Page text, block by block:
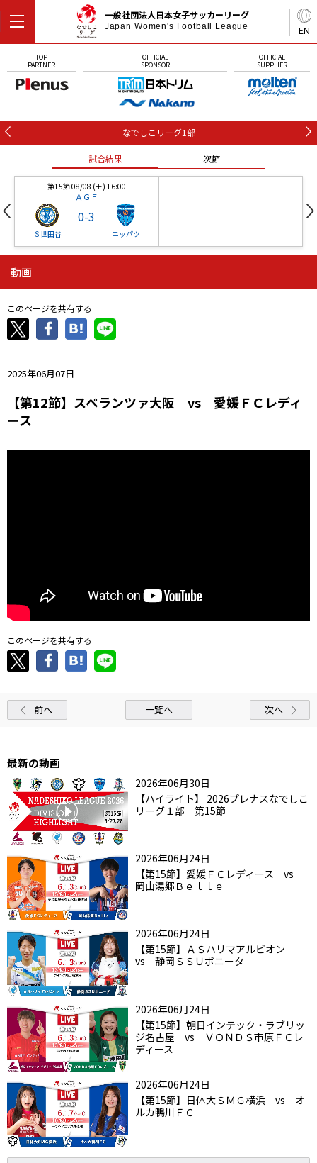
EN
一般社団法人日本女子サッカーリーグ
Japan Women's Football League
TOP
PARTNER
OFFICIAL
SPONSOR
OFFICIAL
SUPPLIER
なでしこリーグ1部
試合結果 次節
第15節 08/08 (土) 16:00
ＡＧＦ
Ｓ世田谷
0-3
ニッパツ
ニッパツ
ニッパツ
-
石人の星
動画
このページを共有する
2025年06月07日
【第12節】スペランツァ大阪 vs 愛媛ＦＣレディ
ース
このページを共有する
前へ 一覧へ 次へ
最新の動画
2026年06月30日
【ハイライト】 2026プレナスなでしこ
リーグ１部 第15節
2026年06月24日
【第15節】愛媛ＦＣレディース vs
岡山湯郷Ｂｅｌｌｅ
2026年06月24日
【第15節】ＡＳハリマアルビオン
vs 静岡ＳＳＵボニータ
2026年06月24日
【第15節】朝日インテック・ラブリッ
ジ名古屋 vs ＶＯＮＤＳ市原ＦＣレ
ディース
2026年06月24日
【第15節】日体大ＳＭＧ横浜 vs オ
ルカ鴨川ＦＣ